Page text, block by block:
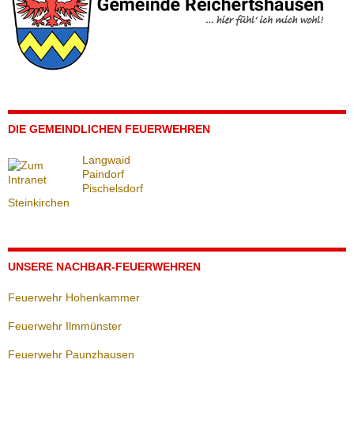
DIE GEMEINDLICHEN FEUERWEHREN
Langwaid
Paindorf
Pischelsdorf
Steinkirchen
UNSERE NACHBAR-FEUERWEHREN
Feuerwehr Hohenkammer
Feuerwehr Ilmmünster
Feuerwehr Paunzhausen